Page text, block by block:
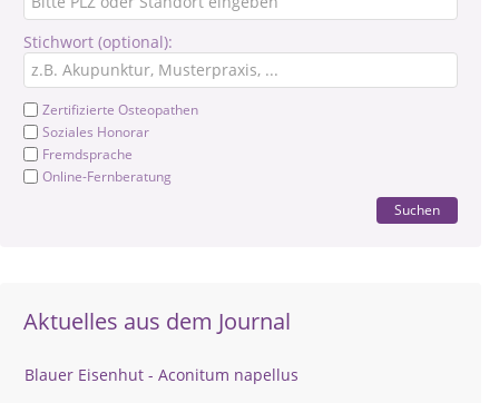
Stichwort (optional):
Zertifizierte Osteopathen
Soziales Honorar
Fremdsprache
Online-Fernberatung
Suchen
Aktuelles aus dem Journal
Blauer Eisenhut - Aconitum napellus